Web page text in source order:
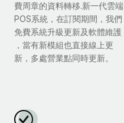
費周章的資料轉移.新一代雲端
POS系統，在訂閱期間，我們
免費系統升級更新及軟體維護
，當有新模組也直接線上更
新，多處營業點同時更新。